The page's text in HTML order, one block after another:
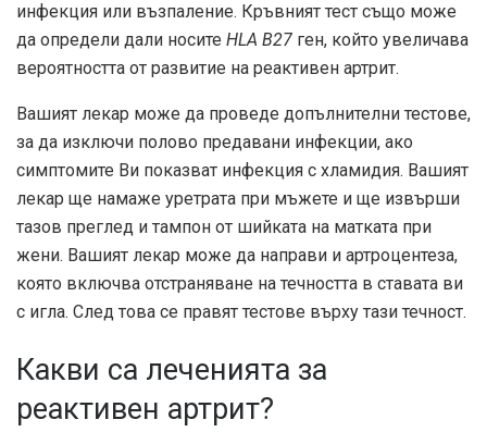
инфекция или възпаление. Кръвният тест също може
да определи дали носите HLA B27 ген, който увеличава
вероятността от развитие на реактивен артрит.
Вашият лекар може да проведе допълнителни тестове,
за да изключи полово предавани инфекции, ако
симптомите Ви показват инфекция с хламидия. Вашият
лекар ще намаже уретрата при мъжете и ще извърши
тазов преглед и тампон от шийката на матката при
жени. Вашият лекар може да направи и артроцентеза,
която включва отстраняване на течността в ставата ви
с игла. След това се правят тестове върху тази течност.
Какви са леченията за
реактивен артрит?